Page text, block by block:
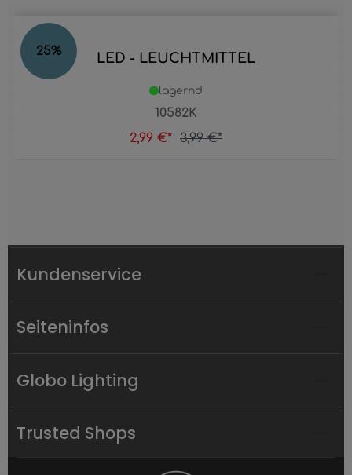
25% LED - LEUCHTMITTEL
10582K
lagernd
2,99 €* 3,99 €*
Kundenservice
Seiteninfos
Globo Lighting
Trusted Shops